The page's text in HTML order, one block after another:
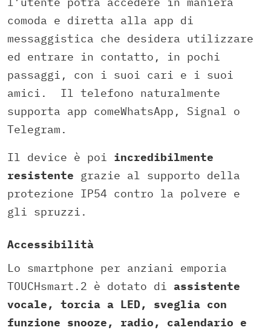
comoda e diretta alla app di
messaggistica che desidera utilizzare
ed entrare in contatto, in pochi
passaggi, con i suoi cari e i suoi
amici. Il telefono naturalmente
supporta app comeWhatsApp, Signal o
Telegram.
Il device è poi incredibilmente
resistente grazie al supporto della
protezione IP54 contro la polvere e
gli spruzzi.
Accessibilità
Lo smartphone per anziani emporia
TOUCHsmart.2 è dotato di assistente
vocale, torcia a LED, sveglia con
funzione snooze, radio, calendario e